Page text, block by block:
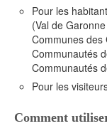
Pour les
(Val de
Communes des
Communautés
Communautés
Pour les
Comment